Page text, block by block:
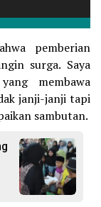
pemberian
surga. Saya
membawa
janji-janji tapi
sambutan.